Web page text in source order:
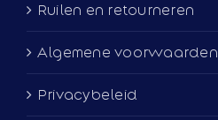
Ruilen en retourneren
Algemene voorwaarden
Privacybeleid